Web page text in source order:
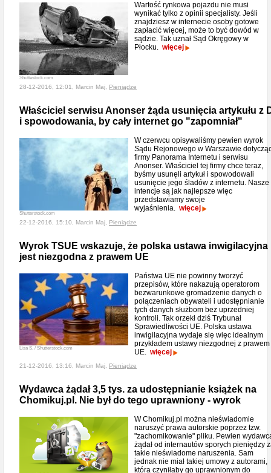
Shuttestock.com
Wartość rynkowa pojazdu nie musi
wynikać tylko z opinii specjalisty. Jeśli
znajdziesz w internecie osoby gotowe
zapłacić więcej, może to być dowód w
sądzie. Tak uznał Sąd Okręgowy w
Płocku. więcej
28-12-2016, 12:01, Marcin Maj, Pieniądze
Właściciel serwisu Anonser żąda usunięcia artykułu z
i spowodowania, by cały internet go "zapomniał"
Shutterstock.com
W czerwcu opisywaliśmy pewien wyrok
Sądu Rejonowego w Warszawie
firmy Panorama Internetu i serwisu
Anonser. Właściciel tej firmy chce teraz,
byśmy usunęli artykuł i spowodowali
usunięcie jego śladów z internetu. Nasze
intencje są jak najlepsze więc
przedstawiamy swoje
wyjaśnienia. więcej
22-12-2016, 15:10, Marcin Maj, Pieniądze
Wyrok TSUE wskazuje, że polska ustawa inwigilacyjna
jest niezgodna z prawem UE
Lisa S. / Shutterstock.com
Państwa UE nie powinny tworzyć
przepisów, które nakazują operatorom
bezwarunkowe gromadzenie danych o
połączeniach obywateli i udostępnianie
tych danych służbom bez uprzedniej
kontroli. Tak orzekł dziś Trybunał
Sprawiedliwości UE. Polska ustawa
inwigilacyjna wydaje się więc idealnym
przykładem ustawy niezgodnej z prawem
UE. więcej
21-12-2016, 13:16, Marcin Maj, Pieniądze
Wydawca żądał 3,5 tys. za udostępnianie książek na
Chomikuj.pl. Nie był do tego uprawniony - wyrok
W Chomikuj.pl można nieświadomie
naruszyć prawa autorskie poprzez tzw.
"zachomikowanie" pliku. Pewien
żądał od internautów sporych pieniędzy
takie nieświadome naruszenia. Sam
jednak nie miał takiej umowy z autorami,
która czyniłaby go uprawnionym do